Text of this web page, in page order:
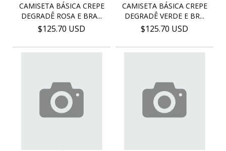
CAMISETA BÁSICA CREPE
DEGRADÊ ROSA E BRA...
$125.70 USD
CAMISETA BÁSICA CREPE
DEGRADÊ VERDE E BR...
$125.70 USD